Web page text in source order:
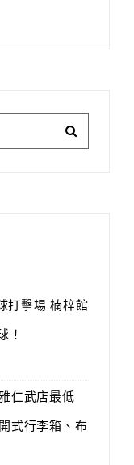
打擊場 楠梓館
！
仁武店最低
式行李箱、布